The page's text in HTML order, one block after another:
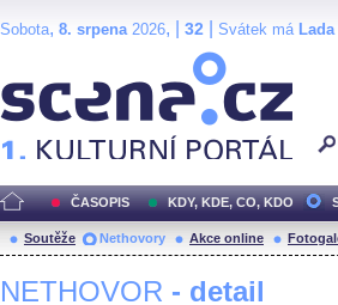
Sobota, 8. srpena2026, | 32 Svátek má Lada
ČASOPIS KDY, KDE, CO, KDO
Soutěže Nethovory Akce online
NETHOVOR - detail